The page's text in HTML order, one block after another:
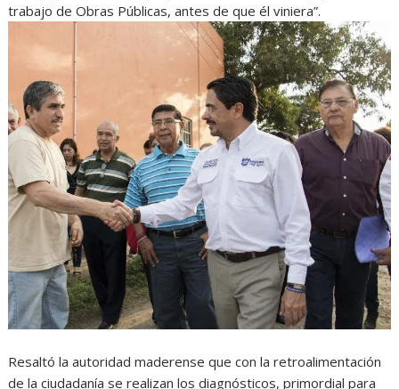
trabajo de Obras Públicas, antes de que él viniera”.
Resaltó la autoridad maderense que con la retroalimentación
de la ciudadanía se realizan los diagnósticos, primordial para